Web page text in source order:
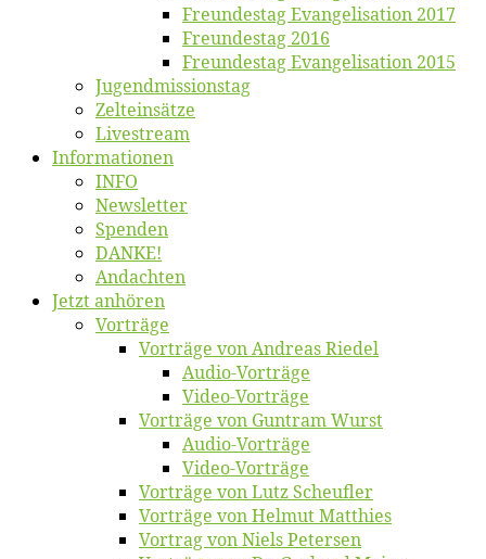
Freun­des­tag Evan­ge­li­sa­ti­on 2017
Freun­des­tag 2016
Freun­des­tag Evan­ge­li­sa­ti­on 2015
Jugend­mis­sions­tag
Zelt­ein­sät­ze
Live­stream
Informatio­nen
INFO
News­let­ter
Spen­den
DANKE!
An­dach­ten
Jetzt an­hö­ren
Vor­trä­ge
Vor­trä­ge von An­dre­as Riedel
Au­dio-Vor­trä­ge
Vi­deo-Vor­trä­ge
Vor­trä­ge von Gun­tram Wurst
Au­dio-Vor­trä­ge
Vi­deo-Vor­trä­ge
Vor­trä­ge von Lutz Scheufler
Vor­trä­ge von Hel­mut Matthies
Vor­trag von Niels Petersen